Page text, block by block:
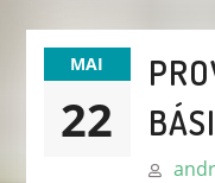
MAI
22